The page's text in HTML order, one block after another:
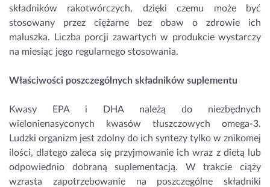
składników rakotwórczych, dzięki czemu może być
stosowany przez ciężarne bez obaw o zdrowie ich
maluszka. Liczba porcji zawartych w produkcie wystarczy
na miesiąc jego regularnego stosowania.
Właściwości poszczególnych składników suplementu
Kwasy EPA i DHA należą do niezbędnych
wielonienasyconych kwasów tłuszczowych omega-3.
Ludzki organizm jest zdolny do ich syntezy tylko w znikomej
ilości, dlatego zaleca się przyjmowanie ich wraz z dietą lub
odpowiednio dobraną suplementacją. W trakcie ciąży
wzrasta zapotrzebowanie na poszczególne składniki